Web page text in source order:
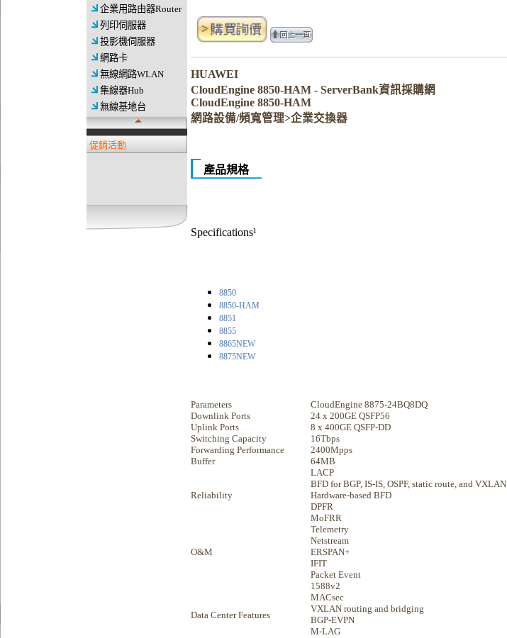
企業用路由器Router
列印伺服器
投影機伺服器
網路卡
無線網路WLAN
集線器Hub
無線基地台
促銷活動
HUAWEI
CloudEngine 8850-HAM - ServerBank資訊採購網
CloudEngine 8850-HAM
網路設備/頻寬管理>企業交換器
產品規格
Specifications¹
8850
8850-HAM
8851
8855
8865NEW
8875NEW
Parameters
CloudEngine 8875-24BQ8DQ
Downlink Ports
24 x 200GE QSFP56
Uplink Ports
8 x 400GE QSFP-DD
Switching Capacity
16Tbps
Forwarding Performance
2400Mpps
Buffer
64MB
Reliability
LACP
BFD for BGP, IS-IS, OSPF, static route, and VXLAN
Hardware-based BFD
DPFR
MoFRR
O&M
Telemetry
Netstream
ERSPAN+
IFIT
Packet Event
Data Center Features
1588v2
MACsec
VXLAN routing and bridging
BGP-EVPN
M-LAG